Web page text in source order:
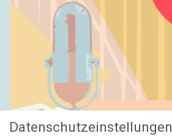
Datenschutzeinstellungen